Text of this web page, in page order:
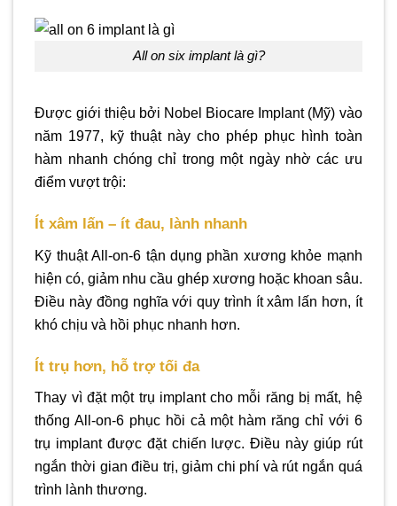
all on six implant là gì?
Được giới thiệu bởi Nobel Biocare Implant (Mỹ) vào
năm 1977, kỹ thuật này cho phép phục hình toàn
hàm nhanh chóng chỉ trong một ngày nhờ các ưu
điểm vượt trội:
Ít xâm lấn – ít đau, lành nhanh
Kỹ thuật All-on-6 tận dụng phần xương khỏe mạnh
hiện có, giảm nhu cầu ghép xương hoặc khoan sâu.
Điều này đồng nghĩa với quy trình ít xâm lấn hơn, ít
khó chịu và hồi phục nhanh hơn.
Ít trụ hơn, hỗ trợ tối đa
Thay vì đặt một trụ implant cho mỗi răng bị mất, hệ
thống All-on-6 phục hồi cả một hàm răng chỉ với 6
trụ implant được đặt chiến lược. Điều này giúp rút
ngắn thời gian điều trị, giảm chi phí và rút ngắn quá
trình lành thương.